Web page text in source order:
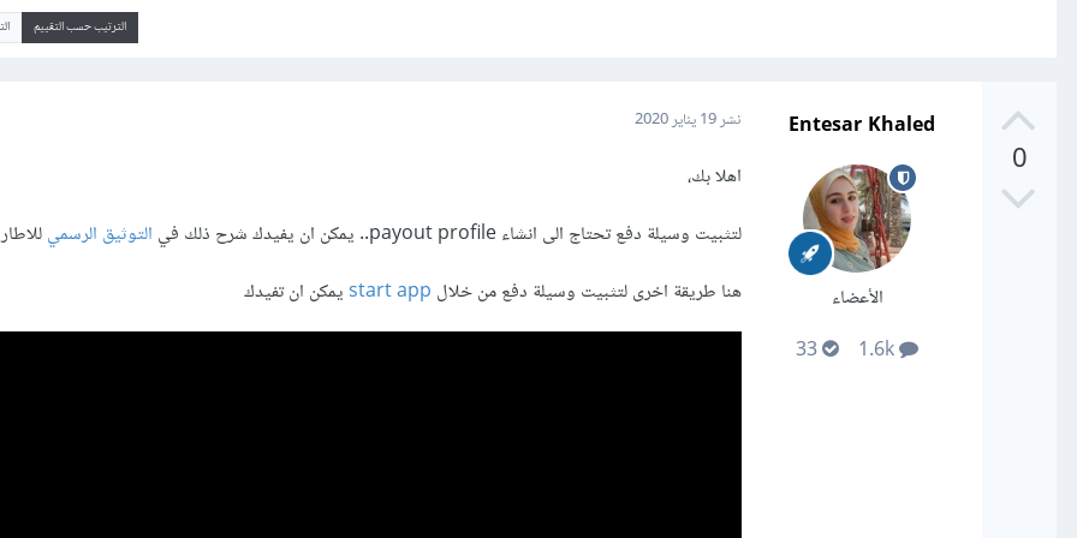
الترتيب حسب التقييم
0
Entesar Khaled
الأعضاء
نشر19 يناير 2020
اهلا بك،
لتثبيت وسيلة دفع تحتاج الى انشاء payout profile.. يمكن ان يفيدك شرح ذلك في
التوثيق الرسميللاطار Unity
هنا طريقة اخرى لتثبيت وسيلة دفع من خلال
يمكن ان تفيدك